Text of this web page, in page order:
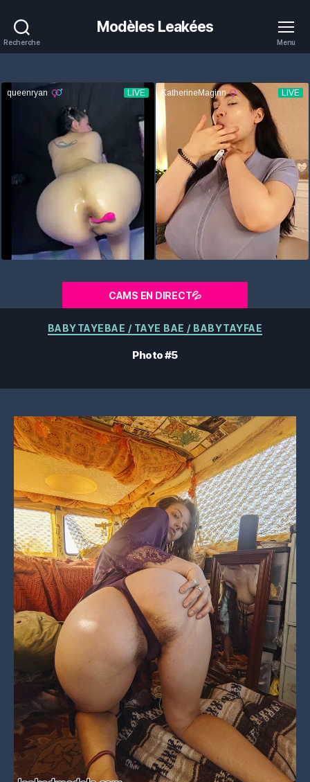
Recherche
Modèles Leakées
Menu
CAMS EN DIRECT💦
Catégories
BABYTAYEBAE / TAYE BAE / BABYTAYFAE
Photo #5